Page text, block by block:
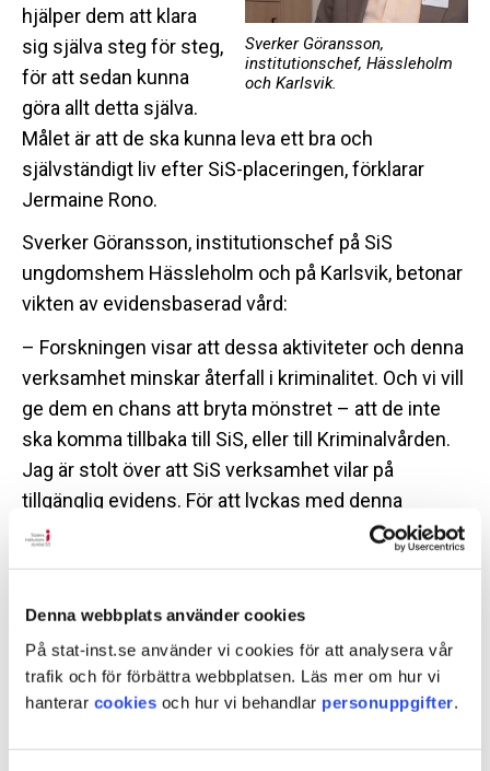
Denna webbplats använder cookies
På stat-inst.se använder vi cookies för att analysera vår
trafik och för förbättra webbplatsen. Läs mer om hur vi
hanterar cookies och hur vi behandlar personuppgifter.
Sverker Göransson,
institutionschef, Hässleholm
och Karlsvik.
hjälper dem att klara
sig själva steg för steg,
för att sedan kunna
göra allt detta själva.
Målet är att de ska kunna leva ett bra och
självständigt liv efter SiS-placeringen, förklarar
Jermaine Rono.
Sverker Göransson, institutionschef på SiS
ungdomshem Hässleholm och på Karlsvik, betonar
vikten av evidensbaserad vård:
– Forskningen visar att dessa aktiviteter och denna
verksamhet minskar återfall i kriminalitet. Och vi vill
ge dem en chans att bryta mönstret – att de inte
ska komma tillbaka till SiS, eller till Kriminalvården.
Jag är stolt över att SiS verksamhet vilar på
tillgänglig evidens. För att lyckas med denna
verksamhet krävs god planering, samarbete med
Rätt medarbetare ger rätt
förutsättningar för de unga